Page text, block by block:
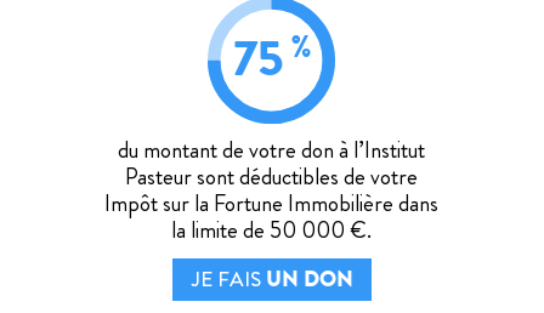
Un réseau international de 33
75%
du montant de votre don à l’Institut
Pasteur sont déductibles de votre
Impôt sur la Fortune Immobilière dans
la limite de 50 000 €.
JE FAISUN DON